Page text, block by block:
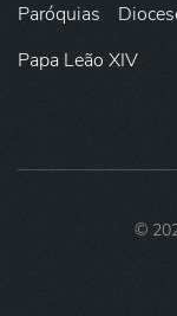
Paróquias
Papa Leão XIV
©